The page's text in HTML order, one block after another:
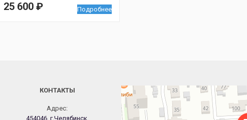
25 600 ₽ Подробнее
КОНТАКТЫ
Адрес:
454046, г.Челябинск,
Челябинск
Новороссийская улица, 122 — Яндекс.Карты